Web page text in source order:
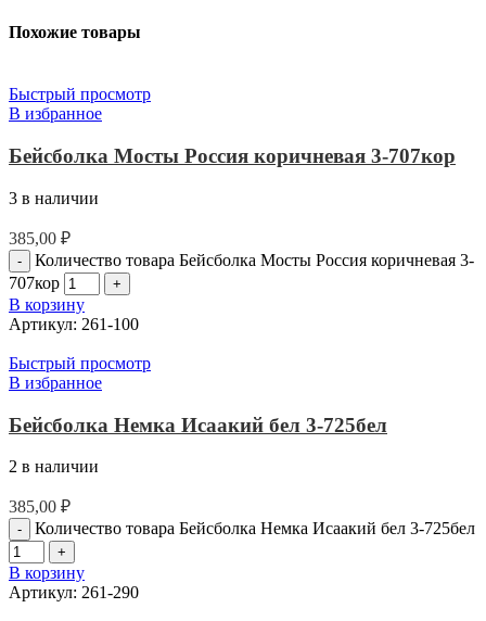
Похожие товары
Быстрый просмотр
В избранное
Бейсболка Мосты Россия коричневая 3-707кор
3 в наличии
385,00 ₽
Количество товара Бейсболка Мосты Россия коричневая 3-
707кор
В корзину
Артикул: 261-100
Быстрый просмотр
В избранное
Бейсболка Немка Исаакий бел 3-725бел
2 в наличии
385,00 ₽
Количество товара Бейсболка Немка Исаакий бел 3-725бел
В корзину
Артикул: 261-290